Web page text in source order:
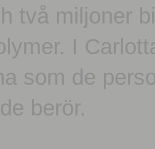
två miljoner
I
som de
berör.